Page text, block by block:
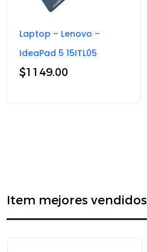
Laptop – Lenovo –
IdeaPad 5 15ITL05
$1149.00
Item mejores vendidos